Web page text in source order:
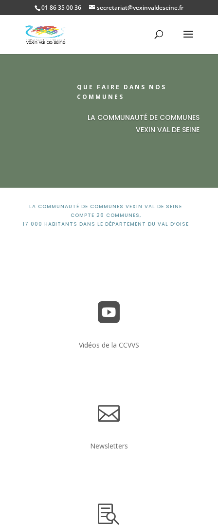
01 86 35 00 36 secretariat@vexinvaldeseine.fr
QUE FAIRE DANS NOS
COMMUNES
LA COMMUNAUTÉ DE COMMUNES
VEXIN VAL DE SEINE
LA COMMUNAUTÉ DE COMMUNES VEXIN VAL DE SEINE
COMPTE 26 COMMUNES,
17 000 HABITANTS DANS LE DÉPARTEMENT DU VAL D’OISE

Vidéos de la CCVVS

Newsletters
